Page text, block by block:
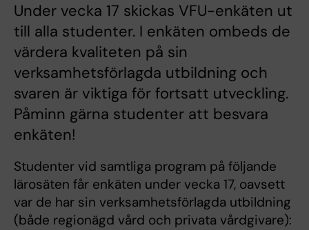
Under vecka 17 skickas VFU-enkäten ut
till alla studenter. I enkäten ombeds de
värdera kvaliteten på sin
verksamhetsförlagda utbildning och
svaren är viktiga för fortsatt utveckling.
Påminn gärna studenter att besvara
enkäten!
Studenter vid samtliga program på följande
lärosäten får enkäten under vecka 17, oavsett
var de har sin verksamhetsförlagda utbildning
(både regionägd vård och privata vårdgivare):